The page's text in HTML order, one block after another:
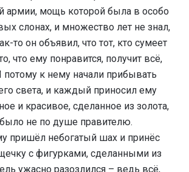
армии, мощь которой была в особо
слонах, и множество лет не знал,
то он объявил, что тот, кто сумеет
что ему понравится, получит всё,
потому к нему начали прибывать
света, и каждый приносил ему
и красивое, сделанное из золота,
не по душе правителю.
пришёл небогатый шах и принёс
с фигурками, сделанными из
ужасно разозлился – ведь всё,